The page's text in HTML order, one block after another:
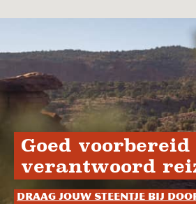
Goed
verantwoord
Draag jouw steentje bij